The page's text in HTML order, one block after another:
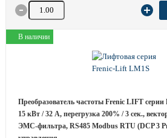
Количество товара
В наличии
Преобразователь частоты Frenic LIFT
15 кВт / 32 A, перегрузка 200% / 3 сек.,
ЭМС-фильтра, RS485 Modbus RTU (DCP 3